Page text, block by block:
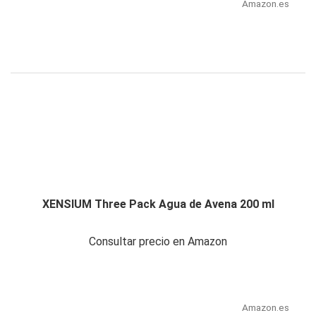
Amazon.es
XENSIUM Three Pack Agua de Avena 200 ml
Consultar precio en Amazon
Amazon.es